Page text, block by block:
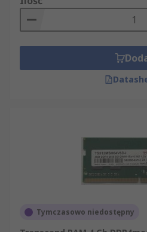
Tymczasowo niedostępny